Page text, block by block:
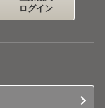
ログイン